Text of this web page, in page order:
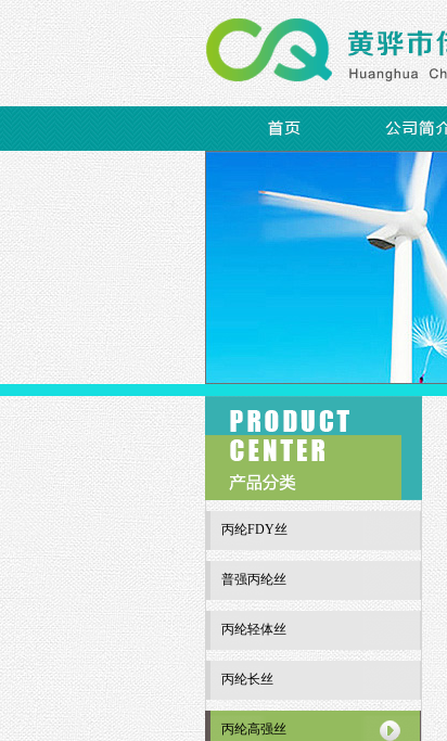
丙纶FDY丝
普强丙纶丝
丙纶轻体丝
丙纶长丝
丙纶高强丝